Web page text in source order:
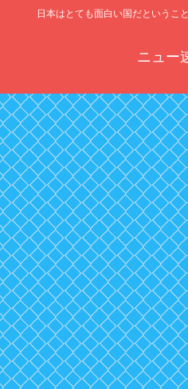
日本はとても面白い国だというこ
ニュー